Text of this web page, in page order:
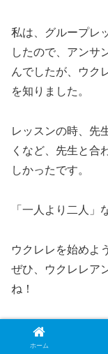
私は、グループレ
したので、アンサ
んでしたが、ウク
を知りました。
レッスンの時、先
くなど、先生と合
しかったです。
「一人より二人
ウクレレを始めよ
ぜひ、ウクレレア
ね！
ホーム